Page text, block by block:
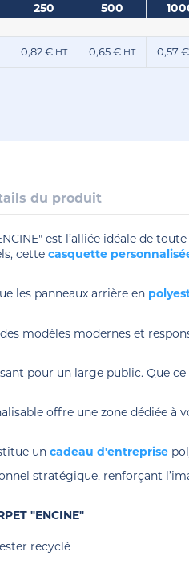
250 500
0,82 € HT 0,65 € HT 0,57 €
du produit
est l’alliée idéale de
cettecasquette
les panneaux arrière en
modèles modernes et
pour un large public. Que
offre une zone dédiée à
uncadeau d'entreprise
stratégique, renforçant
"ENCINE"
recyclé